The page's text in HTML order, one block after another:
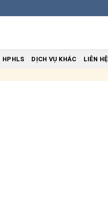
HPHLS DỊCH VỤ KHÁC LIÊN HỆ